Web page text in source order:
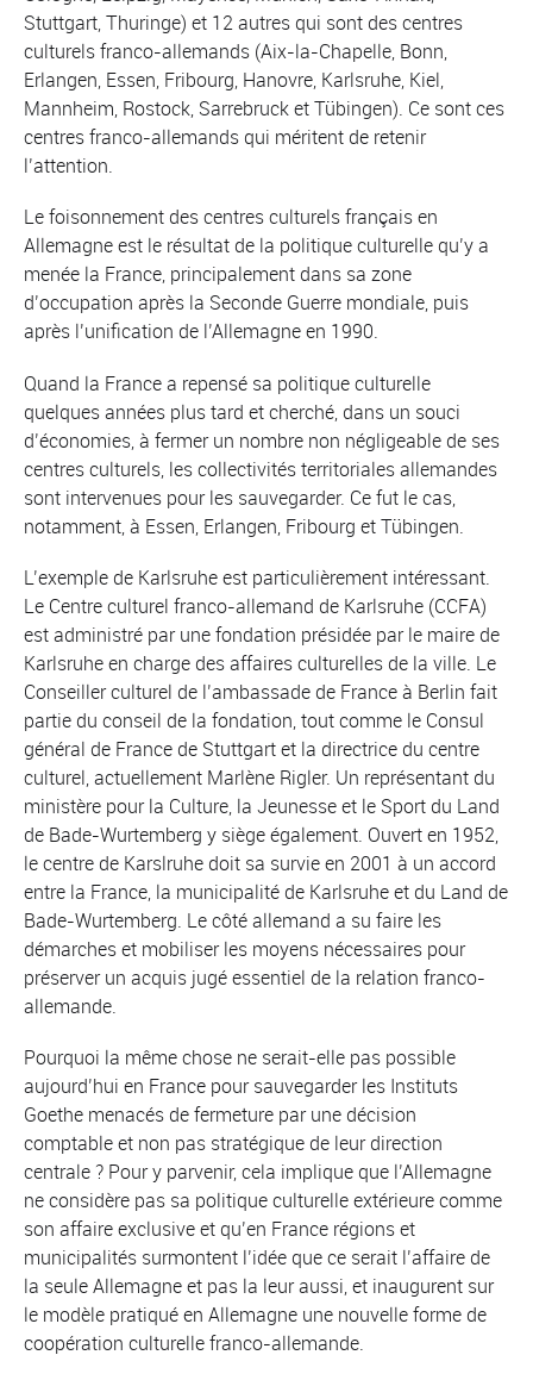
Stuttgart, Thuringe) et 12 autres qui sont des centres
culturels franco-allemands (Aix-la-Chapelle, Bonn,
Erlangen, Essen, Fribourg, Hanovre, Karlsruhe, Kiel,
Mannheim, Rostock, Sarrebruck et Tübingen). Ce sont ces
centres franco-allemands qui méritent de retenir
l’attention.
Le foisonnement des centres culturels français en
Allemagne est le résultat de la politique culturelle qu’y a
menée la France, principalement dans sa zone
d’occupation après la Seconde Guerre mondiale, puis
après l’unification de l’Allemagne en 1990.
Quand la France a repensé sa politique culturelle
quelques années plus tard et cherché, dans un souci
d’économies, à fermer un nombre non négligeable de ses
centres culturels, les collectivités territoriales allemandes
sont intervenues pour les sauvegarder. Ce fut le cas,
notamment, à Essen, Erlangen, Fribourg et Tübingen.
L’exemple de Karlsruhe est particulièrement intéressant.
Le Centre culturel franco-allemand de Karlsruhe (CCFA)
est administré par une fondation présidée par le maire de
Karlsruhe en charge des affaires culturelles de la ville. Le
Conseiller culturel de l’ambassade de France à Berlin fait
partie du conseil de la fondation, tout comme le Consul
général de France de Stuttgart et la directrice du centre
culturel, actuellement Marlène Rigler. Un représentant du
ministère pour la Culture, la Jeunesse et le Sport du Land
de Bade-Wurtemberg y siège également. Ouvert en 1952,
le centre de Karslruhe doit sa survie en 2001 à un accord
entre la France, la municipalité de Karlsruhe et du Land de
Bade-Wurtemberg. Le côté allemand a su faire les
démarches et mobiliser les moyens nécessaires pour
préserver un acquis jugé essentiel de la relation franco-
allemande.
Pourquoi la même chose ne serait-elle pas possible
aujourd’hui en France pour sauvegarder les Instituts
Goethe menacés de fermeture par une décision
comptable et non pas stratégique de leur direction
centrale ? Pour y parvenir, cela implique que l’Allemagne
ne considère pas sa politique culturelle extérieure comme
son affaire exclusive et qu’en France régions et
municipalités surmontent l’idée que ce serait l’affaire de
la seule Allemagne et pas la leur aussi, et inaugurent sur
le modèle pratiqué en Allemagne une nouvelle forme de
coopération culturelle franco-allemande.